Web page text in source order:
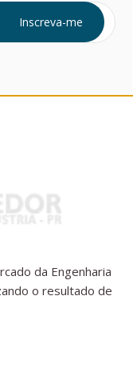
Inscreva-me
da Engenharia
o resultado de